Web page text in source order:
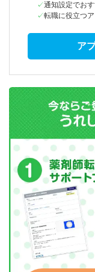
通知設定でお
転職に役立つ
ア